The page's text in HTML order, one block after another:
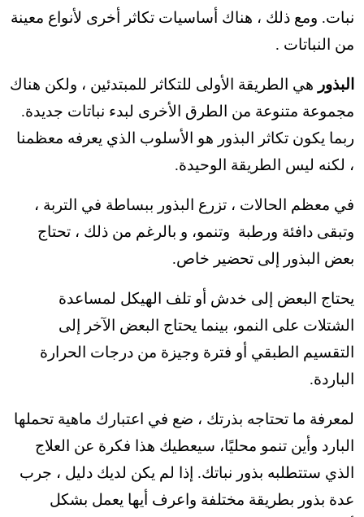
نبات. ومع ذلك ، هناك أساسيات تكاثر أخرى لأنواع معينة
من النباتات .
البذور هي الطريقة الأولى للتكاثر للمبتدئين ، ولكن هناك
مجموعة متنوعة من الطرق الأخرى لبدء نباتات جديدة.
ربما يكون تكاثر البذور هو الأسلوب الذي يعرفه معظمنا
، لكنه ليس الطريقة الوحيدة.
في معظم الحالات ، تزرع البذور ببساطة في التربة ،
وتبقى دافئة ورطبة وتنمو، و بالرغم من ذلك ، تحتاج
بعض البذور إلى تحضير خاص.
يحتاج البعض إلى خدش أو تلف الهيكل لمساعدة
الشتلات على النمو، بينما يحتاج البعض الآخر إلى
التقسيم الطبقي أو فترة وجيزة من درجات الحرارة
الباردة.
لمعرفة ما تحتاجه بذرتك ، ضع في اعتبارك ماهية تحملها
البارد وأين تنمو محليًا، سيعطيك هذا فكرة عن العلاج
الذي ستتطلبه بذور نباتك. إذا لم يكن لديك دليل ، جرب
عدة بذور بطريقة مختلفة واعرف أيها يعمل بشكل